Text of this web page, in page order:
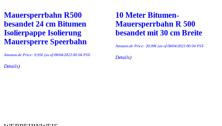
Mauersperrbahn R500
besandet 24 cm Bitumen
Isolierpappe Isolierung
Mauersperre Speerbahn
Amazon.de Price: 9,95€(as of 08/04/2023 00:04 PST-
Details)
10 Meter Bitumen-
Mauersperrbahn R 500
besandet mit 30 cm Breite
Amazon.de Price: 20,99€(as of 08/04/2023 00:04 PST-
Details)